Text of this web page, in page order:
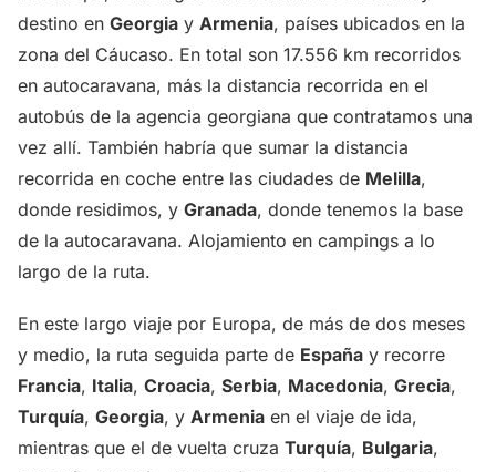
destino en Georgia y Armenia, países ubicados en la
zona del Cáucaso. En total son 17.556 km recorridos
en autocaravana, más la distancia recorrida en el
autobús de la agencia georgiana que contratamos una
vez allí. También habría que sumar la distancia
recorrida en coche entre las ciudades de Melilla,
donde residimos, y Granada, donde tenemos la base
de la autocaravana. Alojamiento en campings a lo
largo de la ruta.
En este largo viaje por Europa, de más de dos meses
y medio, la ruta seguida parte de España y recorre
Francia, Italia, Croacia, Serbia, Macedonia, Grecia,
Turquía, Georgia, y Armenia en el viaje de ida,
mientras que el de vuelta cruza Turquía, Bulgaria,